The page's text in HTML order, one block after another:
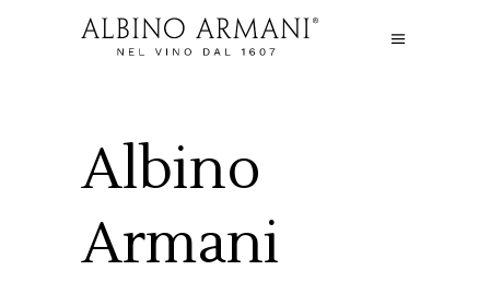
Albino
Armani